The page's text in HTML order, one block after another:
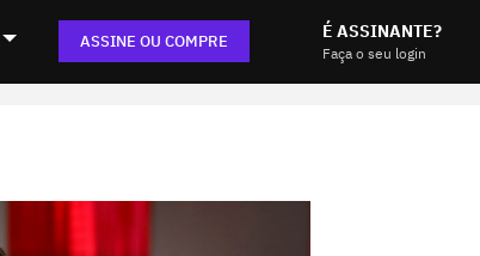
ASSINE OU COMPRE É ASSINANTE?
Faça o seu login